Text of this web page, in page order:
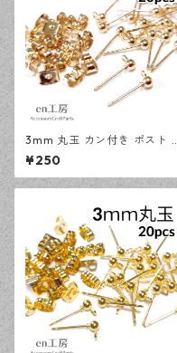
3mm 丸玉 カン付き ポスト
アス KCゴールド 20ピース 金
属キャッチ ピアスパーツ 【
工房】
¥250